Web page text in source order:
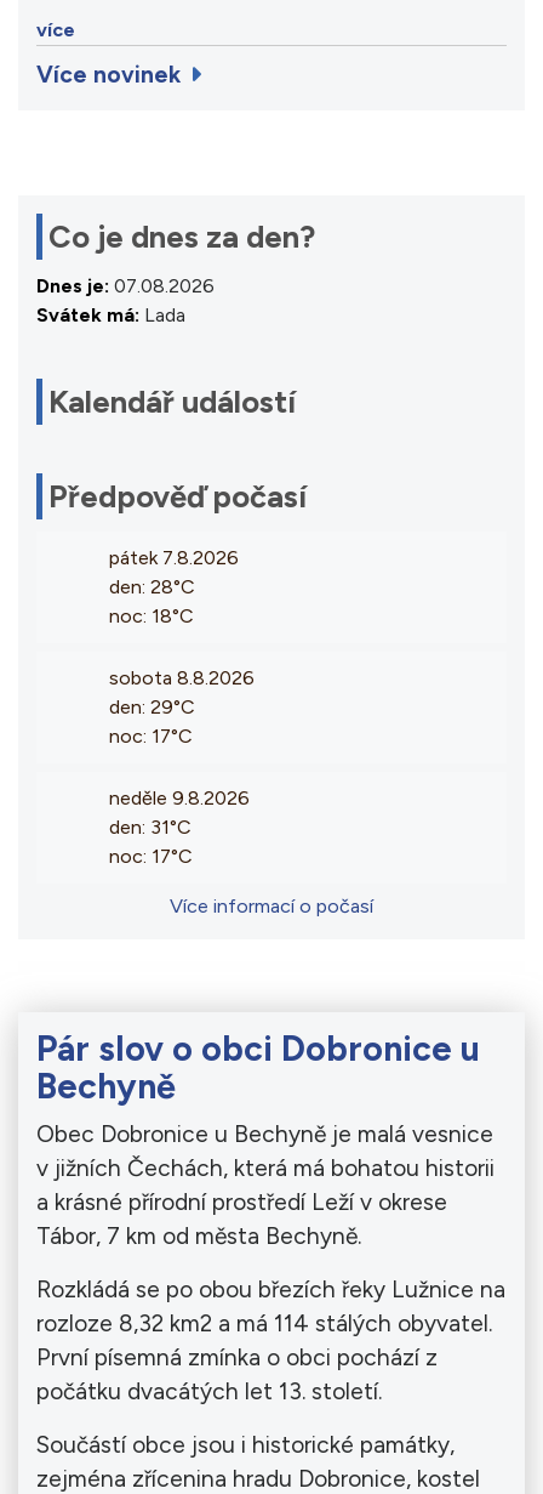
více
Více novinek
Co je dnes za den?
Dnes je: 07.08.2026
Svátek má: Lada
Kalendář událostí
Předpověď počasí
pátek 7.8.2026
den: 28°C
noc: 18°C
sobota 8.8.2026
den: 29°C
noc: 17°C
neděle 9.8.2026
den: 31°C
noc: 17°C
Více informací o počasí
Pár slov o obci Dobronice u
Bechyně
Obec Dobronice u Bechyně je malá vesnice
v jižních Čechách, která má bohatou historii
a krásné přírodní prostředí Leží v okrese
Tábor, 7 km od města Bechyně.
Rozkládá se po obou březích řeky Lužnice na
rozloze 8,32 km2 a má 114 stálých obyvatel.
První písemná zmínka o obci pochází z
počátku dvacátých let 13. století.
Součástí obce jsou i historické památky,
zejména zřícenina hradu Dobronice, kostel